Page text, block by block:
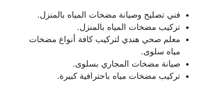
فني تصليح وصيانة مضخات المياه بالمنزل.
تركيب مضخات المياه بالمنزل.
معلم صحي هندي لتركيب كافة أنواع مضخات
مياه سلوى.
صيانة مضخات المجاري بسلوى.
تركيب مضخات مياه باحترافية كبيرة.